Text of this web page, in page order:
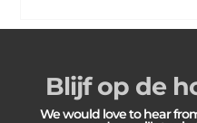
Blijf op de
We would love to hear